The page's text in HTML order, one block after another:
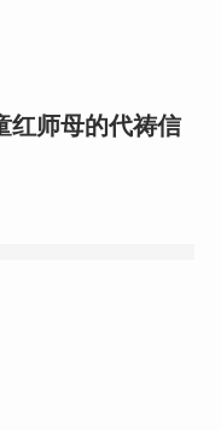
红⁩师母的代祷信